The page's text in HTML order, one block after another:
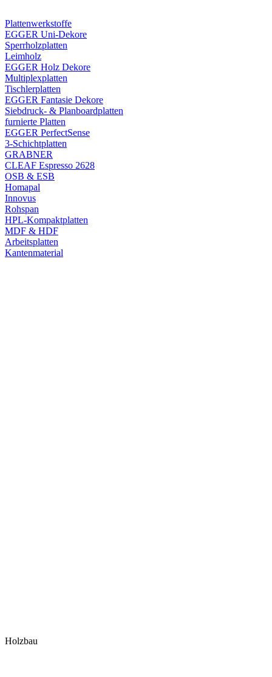
Plattenwerkstoffe
EGGER Uni-Dekore
Sperrholzplatten
Leimholz
EGGER Holz Dekore
Multiplexplatten
Tischlerplatten
EGGER Fantasie Dekore
Siebdruck- & Planboardplatten
furnierte Platten
EGGER PerfectSense
3-Schichtplatten
GRABNER
CLEAF Espresso 2628
OSB & ESB
Homapal
Innovus
Rohspan
HPL-Kompaktplatten
MDF & HDF
Arbeitsplatten
Kantenmaterial
Holzbau